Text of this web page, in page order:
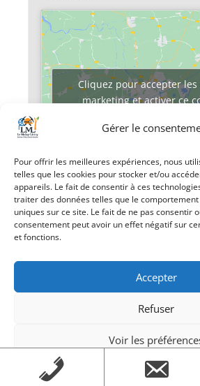
Gérer le
Pour offrir les meilleures expériences, nous
telles que les cookies pour stocker et/ou
appareils. Le fait de consentir à ces
traiter des données telles que le
uniques sur ce site. Le fait de ne pas consentir
consentement peut avoir un effet négatif sur
et fonctions.
Accepter
Refuser
Voir les
Mentions légalesMentions
Cliquez pour accepter les
marketing et activer ce
«Karaoké
Création Androme Informatique
Mentions